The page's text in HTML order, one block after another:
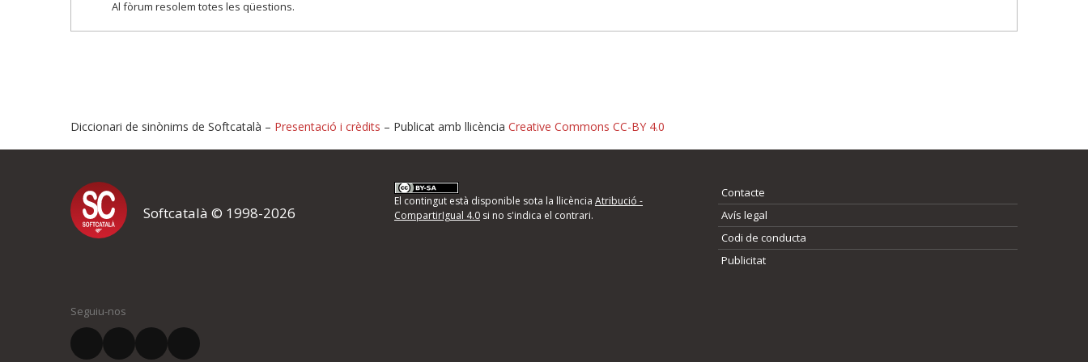
Al fòrum resolem totes les qüestions.
Proposeu-nos millores o informeu d'errors
Si heu trobat un error o voleu proposar alguna millora, ompliu els camps següents i descriviu quina és la millora que
proposeu o l'error del qual voleu informar-nos.
El vostre correu electrònic *
Diccionari de sinònims de Softcatalà – Presentació i crèdits – Publicat amb llicència Creative Commons CC-BY 4.0
Softcatalà © 1998-2026
El contingut està disponible sota la llicència Atribució -
CompartirIgual 4.0si no s'indica el contrari.
Contacte
Avís legal
Codi de conducta
Publicitat
Seguiu-nos